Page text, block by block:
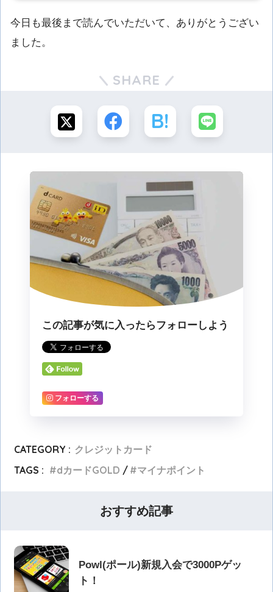
今日も最後まで読んでいただいて、ありがとうござい
ました。
SHARE
この記事が気に入ったらフォローしよう
フォローする
CATEGORY : クレジットカード
TAGS :
dカードGOLD マイナポイント
おすすめ記事
Powl(ポール)新規入会で3000Pゲッ
ト！